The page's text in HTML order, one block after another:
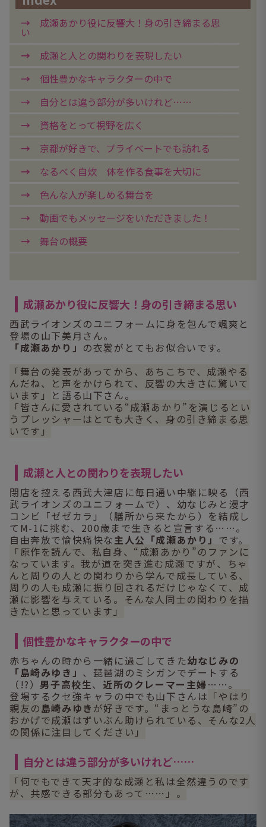
成瀬あかり役に反響大！身の引き締まる思
い
成瀬と人との関わりを表現したい
個性豊かなキャラクターの中で
自分とは違う部分が多いけれど……
資格をとって視野を広く
京都が好きで、プライベートでも訪れる
なるべく自炊 体を作る食事を大切に
色んな人が楽しめる舞台を
動画でもメッセージをいただきました！
舞台の概要
成瀬あかり役に反響大！身の引き締まる思い
西武ライオンズのユニフォームに身を包んで颯爽と
登場の山下美月さん。
「成瀬あかり」 の衣裳がとてもお似合いです。
「舞台の発表があってから、あちこちで、成瀬やる
んだね、と声をかけられて、反響の大きさに驚いて
います」
と語る山下さん。
「皆さんに愛されている“成瀬あかり”を演じるとい
うプレッシャーはとても大きく、身の引き締まる思
いです」
成瀬と人との関わりを表現したい
閉店を控える西武大津店に毎日通い中継に映る（西
武ライオンズのユニフォームで）、幼なじみと漫才
コンビ「ゼゼカラ」（膳所から来たから）を結成し
てM-1に挑む、200歳まで生きると宣言する……。
自由奔放で愉快痛快な主人公「成瀬あかり」 です。
「原作を読んで、私自身、“成瀬あかり”のファンに
なっています。我が道を突き進む成瀬ですが、ちゃ
んと周りの人との関わりから学んで成長している、
周りの人も成瀬に振り回されるだけじゃなくて、成
瀬に影響を与えている。そんな人同士の関わりを描
きたいと思っています」
個性豊かなキャラクターの中で
赤ちゃんの時から一緒に過ごしてきた幼なじみの
「島崎みゆき」 、琵琶湖のミシガンでデートする
（!?）男子高校生、 近所のクレーマー主婦……。
登場するクセ強キャラの中でも山下さんは 「やはり
親友の島崎みゆき が好きです。“まっとうな島崎”の
おかげで成瀬はずいぶん助けられている、そんな2人
の関係に注目してください」
自分とは違う部分が多いけれど……
「何でもできて天才的な成瀬と私は全然違うのです
が、共感できる部分もあって……」。